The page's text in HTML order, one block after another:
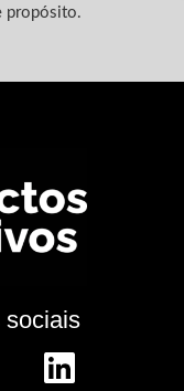
propósito.
sociais